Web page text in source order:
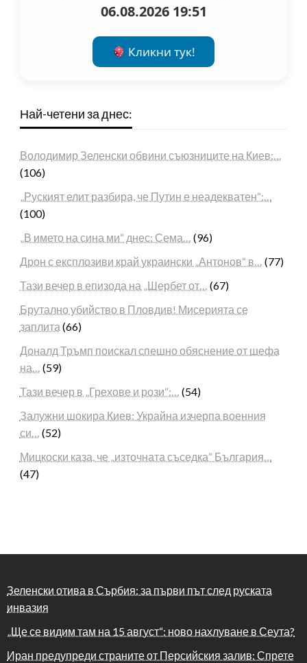
06.08.2026 19:51
Кликни тук!
Най-четени за днес:
Володимир Зеленски обвини съюзниците на Киев:…
(106)
„Руският елит разбира, че Путин е неадекватен“:…
(100)
„В името на сина ми“ днес: Сема… (96)
Дрон с експлозиви край украински „Антонов“ в… (77)
Тази вечер в епизода на „Шербет от… (67)
Брутално убийство в Пловдив! Мисерията се
заплита (66)
Доналд Тръмп поискал спешно обяснение от шефа
на… (59)
Тази вечер в „Грехове и рози“:… (54)
Залужни шокира Киев: Украйна изчерпа военния
си… (52)
Мицкоски каза, че „източната съседка“ България…
(47)
Зеленски отива в Сърбия: за първи път след руската
инвазия
„Ще се видим там на 15 август“: ново нахлуване в Сеута?
Иран предупреди страните от Персийския залив: Спрете